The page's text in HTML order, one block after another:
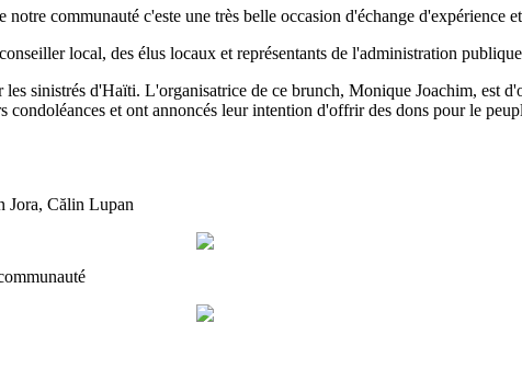
communauté c'este une très belle occasion d'échange d'expérience
local, des élus locaux et représentants de l'administration
sinistrés d'Haïti. L'organisatrice de ce brunch, Monique Joachim, est
condoléances et ont annoncés leur intention d'offrir des dons pour le
Jora, Călin Lupan